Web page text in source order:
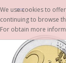
We use cookies to
continuing to browse
For obtain more